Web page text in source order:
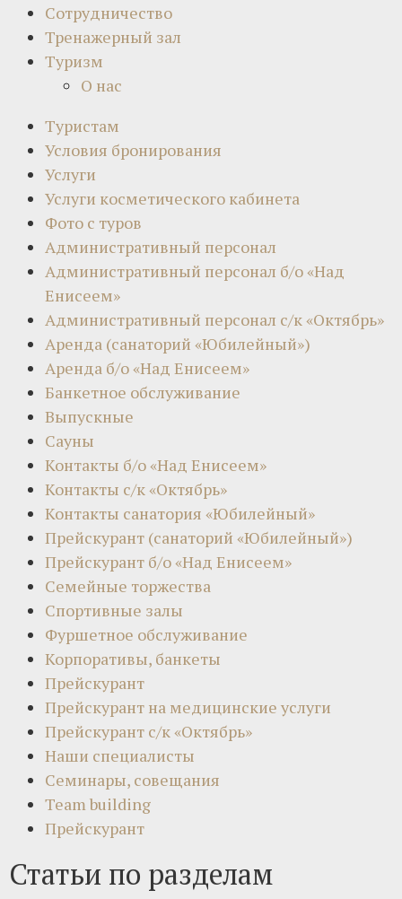
Сотрудничество
Тренажерный зал
Туризм
О нас
Туристам
Условия бронирования
Услуги
Услуги косметического кабинета
Фото с туров
Административный персонал
Административный персонал б/о «Над
Енисеем»
Административный персонал с/к «Октябрь»
Аренда (санаторий «Юбилейный»)
Аренда б/о «Над Енисеем»
Банкетное обслуживание
Выпускные
Сауны
Контакты б/о «Над Енисеем»
Контакты с/к «Октябрь»
Контакты санатория «Юбилейный»
Прейскурант (санаторий «Юбилейный»)
Прейскурант б/о «Над Енисеем»
Семейные торжества
Спортивные залы
Фуршетное обслуживание
Корпоративы, банкеты
Прейскурант
Прейскурант на медицинские услуги
Прейскурант с/к «Октябрь»
Наши специалисты
Семинары, совещания
Team building
Прейскурант
Статьи по разделам